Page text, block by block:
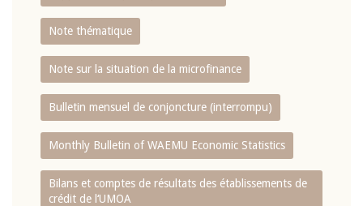
Note thématique
Note sur la situation de la microfinance
Bulletin mensuel de conjoncture (interrompu)
Monthly Bulletin of WAEMU Economic Statistics
Bilans et comptes de résultats des établissements de
crédit de l‘UMOA